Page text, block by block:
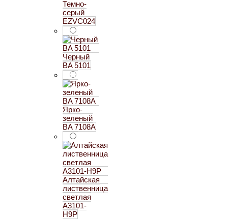
Темно-
серый
EZVC024
Черный
BA 5101
Ярко-
зеленый
BA 7108A
Алтайская
лиственница
светлая
A3101-
H9P